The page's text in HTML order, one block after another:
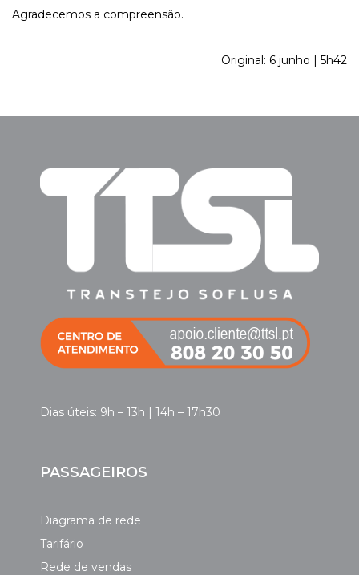
Agradecemos a compreensão.
Original: 6 junho | 5h42
Dias úteis: 9h – 13h | 14h – 17h30
PASSAGEIROS
Diagrama de rede
Tarifário
Rede de vendas